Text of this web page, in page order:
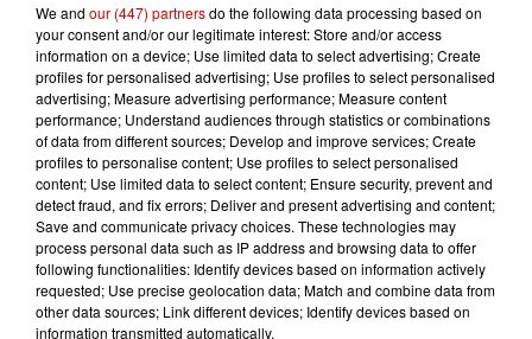
Gagnez vos places pour le
Festival du Roi Arthur 2026 !
Gagnez vos entrées pour le
Musée du Sport Automobile au
Mans !
We and our (447) partnersdo the following data processing based on
your consent and/or our legitimate interest: Store and/or access
information on a device; Use limited data to select advertising; Create
profiles for personalised advertising; Use profiles to select personalised
advertising; Measure advertising performance; Measure content
performance; Understand audiences through statistics or combinations
of data from different sources; Develop and improve services; Create
profiles to personalise content; Use profiles to select personalised
content; Use limited data to select content; Ensure security, prevent and
detect fraud, and fix errors; Deliver and present advertising and content;
Save and communicate privacy choices. These technologies may
process personal data such as IP address and browsing data to offer
following functionalities: Identify devices based on information actively
requested; Use precise geolocation data; Match and combine data from
other data sources; Link different devices; Identify devices based on
information transmitted automatically.